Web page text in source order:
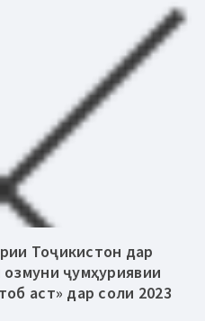
Тоҷикистон дар
ҷумҳуриявии
аст» дар соли 2023